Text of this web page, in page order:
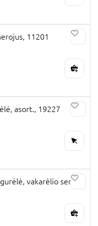
11201
asort., 19227
vakarėlio serija,